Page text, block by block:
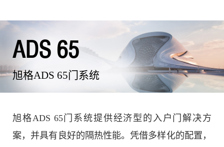
ADS 65
旭格ADS 65门系统
旭格ADS 65门系统提供经济型的入户门解决方
案，并具有良好的隔热性能。凭借多样化的配置，